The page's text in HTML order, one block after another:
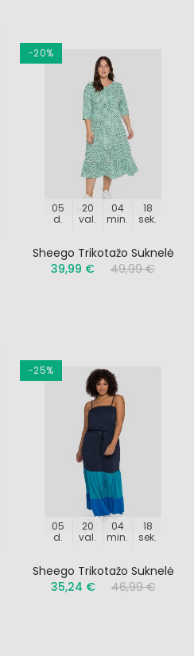
−20%
05
d.
20
val.
04
min.
17
sek.
Sheego Trikotažo Suknelė
39,99 €
49,99 €
−25%
05
d.
20
val.
04
min.
17
sek.
Sheego Trikotažo Suknelė
35,24 €
46,99 €